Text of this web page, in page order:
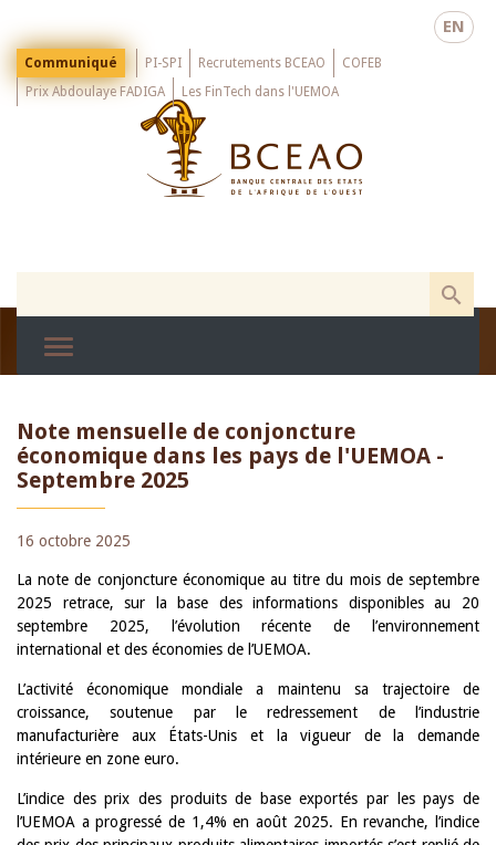
main
EN
Menu
Top
Communiqué PI-SPI Recrutements BCEAO
COFEB
Prix Abdoulaye FADIGA
Les FinTech dans l'UEMOA
Note mensuelle de conjoncture
économique dans les pays de l'UEMOA -
Septembre 2025
16 octobre 2025
La note de conjoncture économique au titre du mois de septembre
2025 retrace, sur la base des informations disponibles au 20
septembre 2025, l’évolution récente de l’environnement
international et des économies de l’UEMOA.
L’activité économique mondiale a maintenu sa trajectoire de
croissance, soutenue par le redressement de l’industrie
manufacturière aux États-Unis et la vigueur de la demande
intérieure en zone euro.
L’indice des prix des produits de base exportés par les pays de
l’UEMOA a progressé de 1,4% en août 2025. En revanche, l’indice